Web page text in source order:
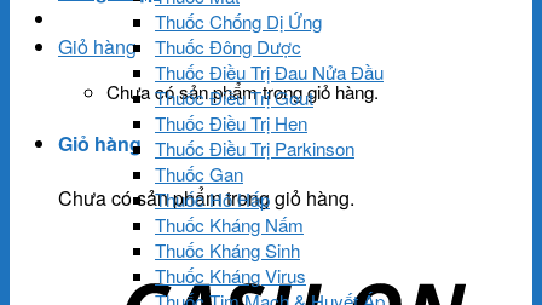
Giỏ hàng
Chưa có sản phẩm trong giỏ hàng.
Giỏ hàng
Chưa có sản phẩm trong giỏ hàng.
Thuốc Chống Dị Ứng
Thuốc Đông Dược
Thuốc Điều Trị Đau Nửa Đầu
Thuốc Điều Trị Gout
Thuốc Điều Trị Hen
Thuốc Điều Trị Parkinson
Thuốc Gan
Thuốc Hô Hấp
Thuốc Kháng Nấm
Thuốc Kháng Sinh
Thuốc Kháng Virus